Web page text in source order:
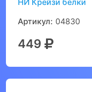
НИ Крейзи белки
Артикул: 04830
449